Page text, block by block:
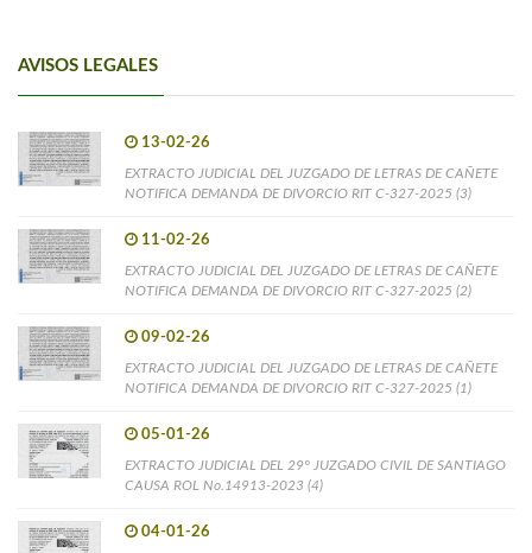
AVISOS LEGALES
13-02-26
EXTRACTO JUDICIAL DEL JUZGADO DE LETRAS DE CAÑETE
NOTIFICA DEMANDA DE DIVORCIO RIT C-327-2025 (3)
11-02-26
EXTRACTO JUDICIAL DEL JUZGADO DE LETRAS DE CAÑETE
NOTIFICA DEMANDA DE DIVORCIO RIT C-327-2025 (2)
09-02-26
EXTRACTO JUDICIAL DEL JUZGADO DE LETRAS DE CAÑETE
NOTIFICA DEMANDA DE DIVORCIO RIT C-327-2025 (1)
05-01-26
EXTRACTO JUDICIAL DEL 29° JUZGADO CIVIL DE SANTIAGO
CAUSA ROL No.14913-2023 (4)
04-01-26